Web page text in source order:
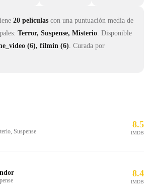
20 películas con una puntuación media de
Terror, Suspense, Misterio. Disponible
(6), filmin (6). Curada por
Suspense
8.5
IMDB
8.4
IMDB